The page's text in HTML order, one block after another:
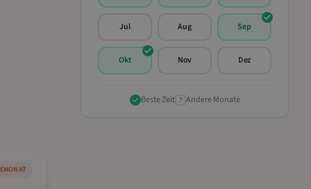
Jul Aug Sep
Okt Nov Dez
Beste Zeit ? Andere Monate